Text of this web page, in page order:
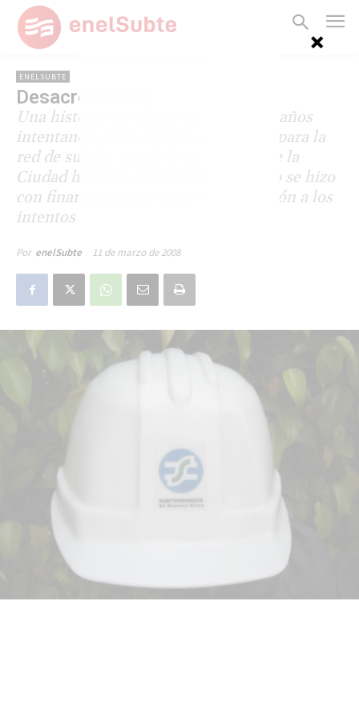
ENELSUBTE
Desacreditados
Una historia novelesca de más de 10 años
intentando pedir créditos al exterior para la
red de subtes. Desde la autonomía de la
Ciudad hasta la actualidad, muy poco se hizo
con financiamiento externo en relación a los
intentos frustrados por conseguirlo.
Por enelSubte 11 de marzo de 2008